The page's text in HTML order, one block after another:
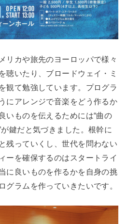
リカや旅先のヨーロッパで様々
聴いたり、ブロードウェイ・ミ
観て勉強しています。プログラ
にアレンジで音楽をどう作るか
いものを伝えるためには“曲の
鍵だと気づきました。根幹に
残っていくし、世代を問わない
ーを確保するのはスタートライ
に良いものを作るかを自身の挑
グラムを作っていきたいです。